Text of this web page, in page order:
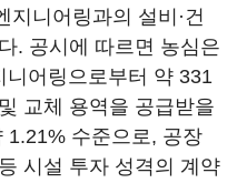
지니어링과의 설비·건
. 공시에 따르면 농심은
어링으로부터 약 331
교체 용역을 공급받을
1.21% 수준으로, 공장
시설 투자 성격의 계약